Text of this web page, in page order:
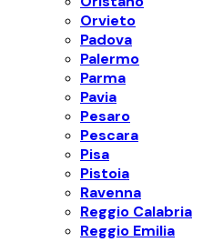
Orvieto
Padova
Palermo
Parma
Pavia
Pesaro
Pescara
Pisa
Pistoia
Ravenna
Reggio Calabria
Reggio Emilia